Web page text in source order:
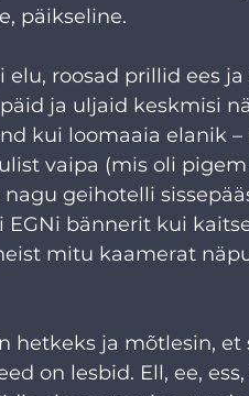
päikseline.
roosad prillid ees
ja uljaid keskmisi
kui loomaaia elanik
vaipa (mis oli
geihotelli
bännerit kui
mitu kaamerat
hetkeks ja mõtlesin, et
on lesbid. Ell, ee, ess,